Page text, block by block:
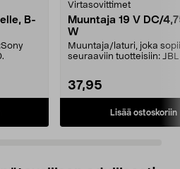
B-
Virtasovittimet
Muuntaja 19 V DC/
W
Muuntaja/laturi, joka
seuraaviin tuotteisiin:
37,95
Lisää ostoskoriin